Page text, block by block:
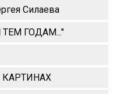
Силаева
ГОДАМ..."
КАРТИНАХ